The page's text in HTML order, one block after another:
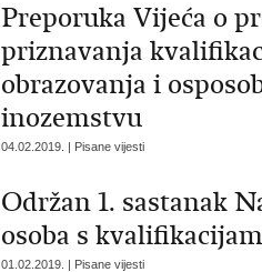
Preporuka Vijeća o
priznavanja
obrazovanja i
inozemstvu
04.02.2019. | Pisane vijesti
Održan 1. sastanak
osoba s
01.02.2019. | Pisane vijesti